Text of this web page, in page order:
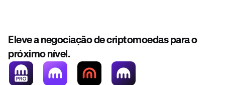
Eleve a negociação de criptomoedas para o
próximo nível.